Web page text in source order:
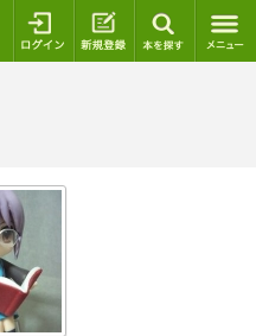
ログイン 新規登録